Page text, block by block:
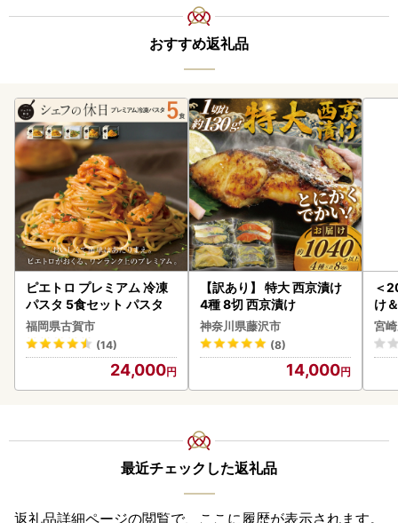
おすすめ返礼品
ピエトロ プレミアム 冷凍
パスタ 5食セット パスタ
福岡県古賀市
(14)
24,000
【訳あり】 特大 西京漬け
4種 8切 西京漬け
神奈川県藤沢市
(8)
14,000
＜
け
も
-
宮
最近チェックした返礼品
返礼品詳細ページの閲覧で、ここに履歴が表示されます。